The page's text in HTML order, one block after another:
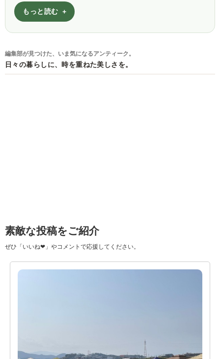
もっと読む
編集部が見つけた、いま気になるアンティーク。
日々の暮らしに、時を重ねた美しさを。
素敵な投稿をご紹介
ぜひ「いいね❤」やコメントで応援してください。